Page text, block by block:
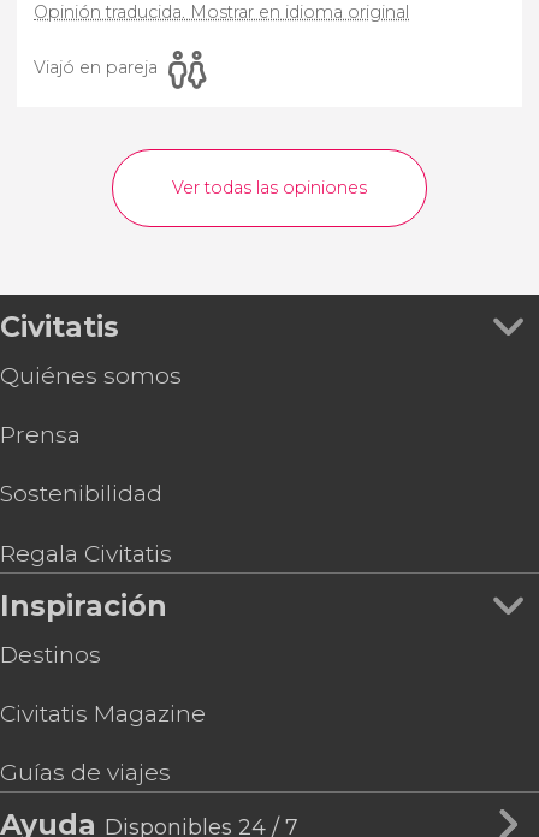
Opinión traducida. Mostrar en idioma original
Viajó en pareja
Ver todas las opiniones
Civitatis
Quiénes somos
Prensa
Sostenibilidad
Regala Civitatis
Inspiración
Destinos
Civitatis Magazine
Guías de viajes
Ayuda Disponibles 24 / 7